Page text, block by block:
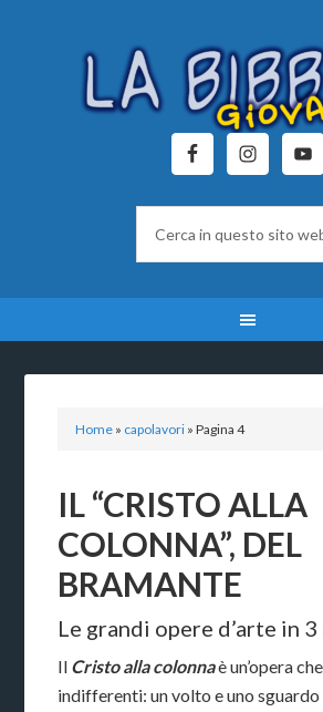
Home » capolavori »Pagina 4
IL “CRISTO ALLA
COLONNA”, DEL
BRAMANTE
Le grandi opere d’arte in
Il Cristo alla colonnaè un’opera
indifferenti: un volto e uno